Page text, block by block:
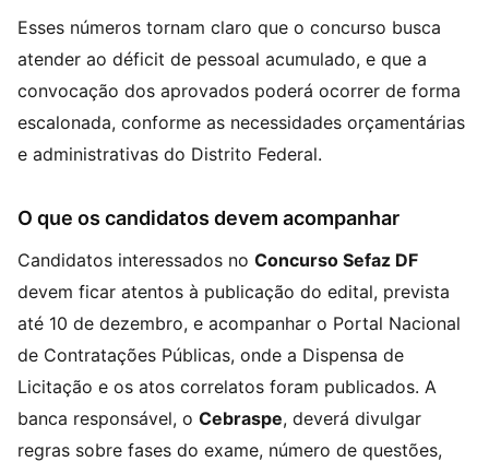
Esses números tornam claro que o concurso busca
atender ao déficit de pessoal acumulado, e que a
convocação dos aprovados poderá ocorrer de forma
escalonada, conforme as necessidades orçamentárias
e administrativas do Distrito Federal.
O que os candidatos devem acompanhar
Candidatos interessados no Concurso Sefaz DF
devem ficar atentos à publicação do edital, prevista
até 10 de dezembro, e acompanhar o Portal Nacional
de Contratações Públicas, onde a Dispensa de
Licitação e os atos correlatos foram publicados. A
banca responsável, o Cebraspe, deverá divulgar
regras sobre fases do exame, número de questões,